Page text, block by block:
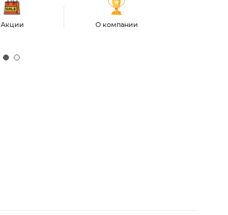
Акции О компании